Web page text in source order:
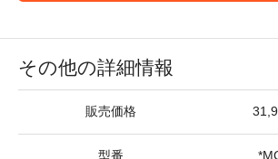
その他の詳細情報
販売価格
型番